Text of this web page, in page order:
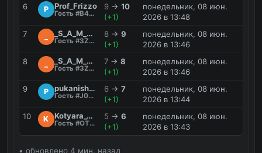
6
P Prof_Frizzo
Гость #B4WO
9→ 10
(+1)
понедельник, 08 июн.
2026 в 13:48
7
_S_A_M_A_G_O_H_
Гость #3ZDK
8→ 9
(+1)
понедельник, 08 июн.
2026 в 13:46
8
_S_A_M_A_G_O_H_
Гость #3ZDK
7→ 8
(+1)
понедельник, 08 июн.
2026 в 13:46
9
P pukanishe228
Гость #J0M6
6→ 7
(+1)
понедельник, 08 июн.
2026 в 13:44
10
K Kotyara_0fficial
Гость #OTXE
5 → 6
(+1)
понедельник, 08 июн.
2026 в 13:43
• обновлено 4 мин. назад